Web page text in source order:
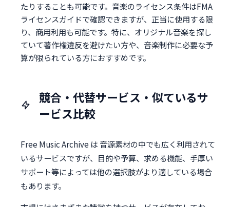
たりすることも可能です。音楽のライセンス条件はFMA
ライセンスガイドで確認できますが、正当に使用する限
り、商用利用も可能です。特に、オリジナル音楽を探し
ていて著作権違反を避けたい方や、音楽制作に必要な予
算が限られている方におすすめです。
競合・代替サービス・似ているサ
ービス比較
Free Music Archive は 音源素材の中でも広く利用されて
いるサービスですが、目的や予算、求める機能、手厚い
サポート等によっては他の選択肢がより適している場合
もあります。